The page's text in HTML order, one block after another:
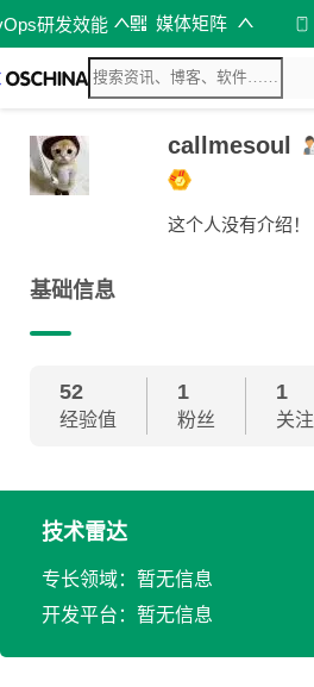
研发效能 媒体矩阵
callmesoul
这个人没有介绍！
基础信息
52
经验值
1
粉丝
1
关注
技术雷达
专长领域：暂无信息
开发平台：暂无信息